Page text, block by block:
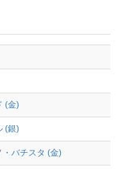
(金)
(銀)
・バチスタ (金)